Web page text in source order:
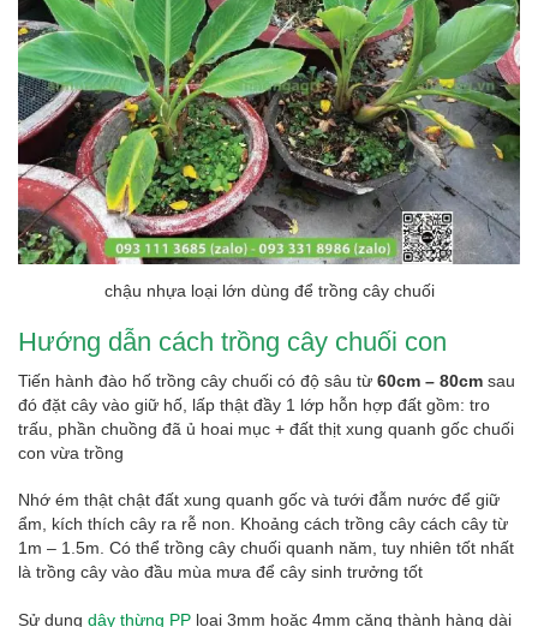
chậu nhựa loại lớn dùng để trồng cây chuối
Hướng dẫn cách trồng cây chuối con
Tiến hành đào hố trồng cây chuối có độ sâu từ 60cm – 80cm sau
đó đặt cây vào giữ hố, lấp thật đầy 1 lớp hỗn hợp đất gồm: tro
trấu, phần chuồng đã ủ hoai mục + đất thịt xung quanh gốc chuối
con vừa trồng
Nhớ ém thật chật đất xung quanh gốc và tưới đẫm nước để giữ
ẩm, kích thích cây ra rễ non. Khoảng cách trồng cây cách cây từ
1m – 1.5m. Có thể trồng cây chuối quanh năm, tuy nhiên tốt nhất
là trồng cây vào đầu mùa mưa để cây sinh trưởng tốt
Sử dụng dây thừng PP loại 3mm hoặc 4mm căng thành hàng dài